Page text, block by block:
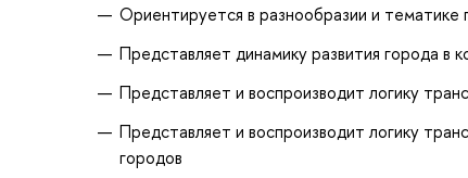
Ориентируется в разнообразии и тематике
Представляет динамику развития города в
Представляет и воспроизводит логику
Представляет и воспроизводит логику
городов